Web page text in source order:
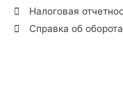
Налоговая
Справка об